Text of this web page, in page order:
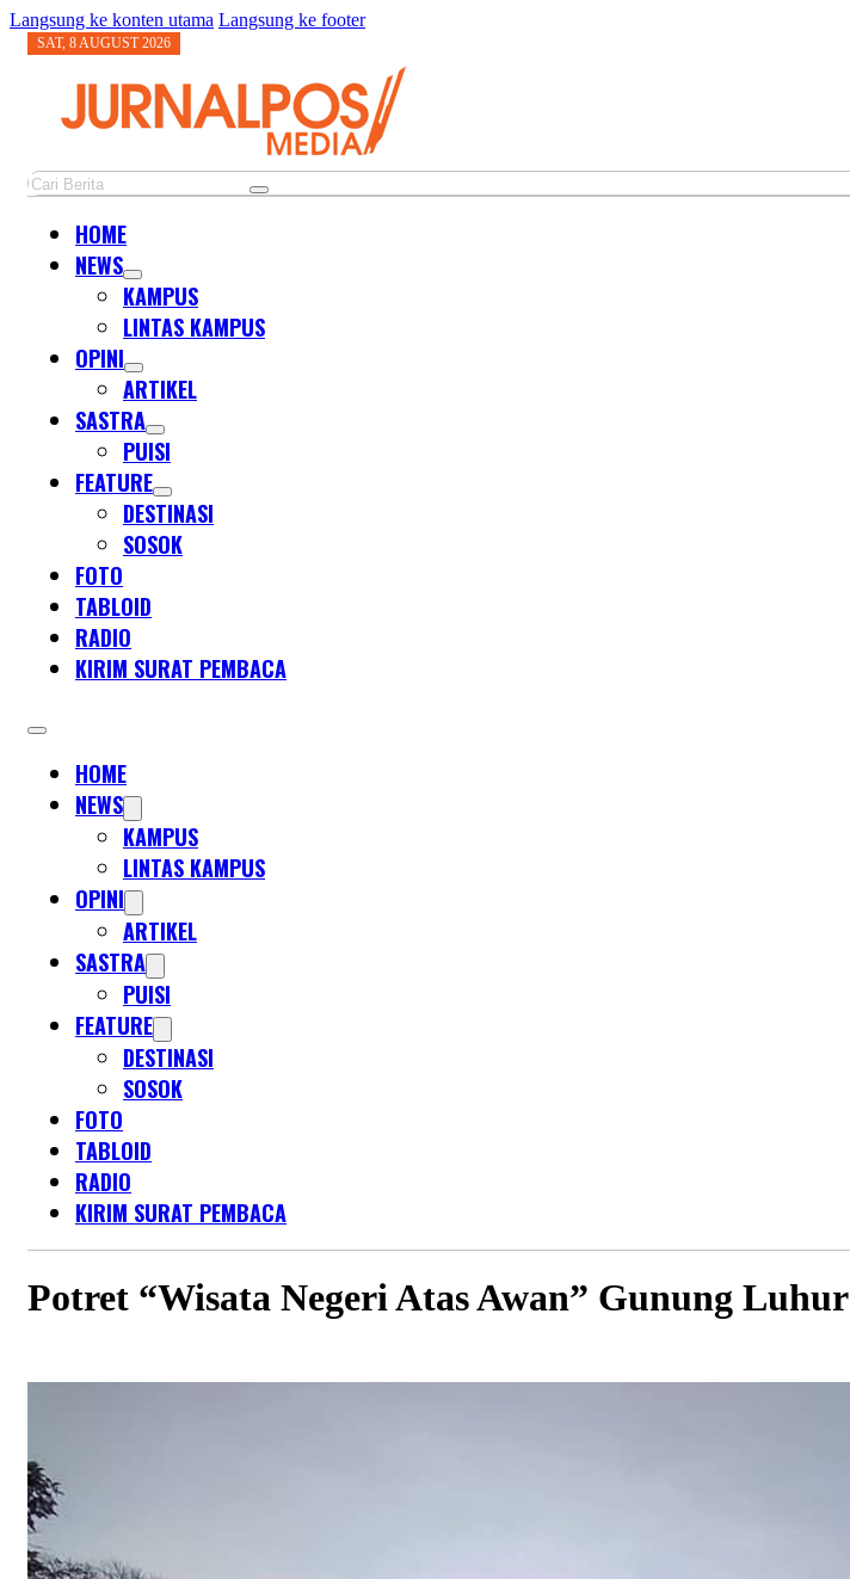
Langsung ke konten utama Langsung ke footer
SAT, 8 AUGUST 2026
Cari
HOME
NEWS
KAMPUS
LINTAS KAMPUS
OPINI
ARTIKEL
SASTRA
PUISI
FEATURE
DESTINASI
SOSOK
FOTO
TABLOID
RADIO
KIRIM SURAT PEMBACA
HOME
NEWS
KAMPUS
LINTAS KAMPUS
OPINI
ARTIKEL
SASTRA
PUISI
FEATURE
DESTINASI
SOSOK
FOTO
TABLOID
RADIO
KIRIM SURAT PEMBACA
Potret “Wisata Negeri Atas Awan” Gunung Luhur